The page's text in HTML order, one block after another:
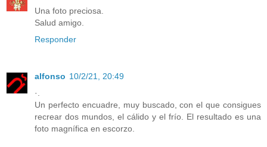
Una foto preciosa.
Salud amigo.
Responder
alfonso 10/2/21, 20:49
·.
Un perfecto encuadre, muy buscado, con el que consigues
recrear dos mundos, el cálido y el frío. El resultado es una
foto magnífica en escorzo.